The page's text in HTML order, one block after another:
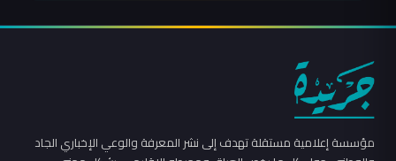
مؤسسة إعلامية مستقلة تهدف إلى نشر المعرفة والوعي الإخباري الجاد